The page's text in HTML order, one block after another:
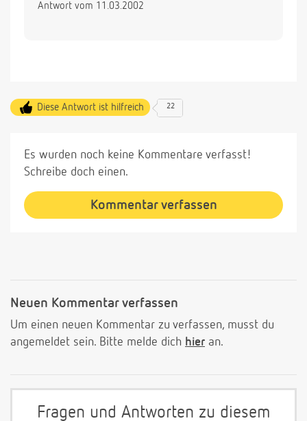
Antwort vom 11.03.2002
Diese Antwort ist hilfreich 22
Es wurden noch keine Kommentare verfasst!
Schreibe doch einen.
Kommentar verfassen
Neuen Kommentar verfassen
Um einen neuen Kommentar zu verfassen, musst du
angemeldet sein. Bitte melde dich hier an.
Fragen und Antworten zu diesem